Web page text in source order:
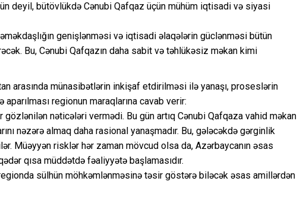
deyil, bütövlükdə Cənubi Qafqaz üçün mühüm iqtisadi və siyasi
genişlənməsi və iqtisadi əlaqələrin güclənməsi bütün
Bu, Cənubi Qafqazın daha sabit və təhlükəsiz məkan kimi
arasında münasibətlərin inkişaf etdirilməsi ilə yanaşı, proseslərin
regionun maraqlarına cavab verir:
nəticələri vermədi. Bu gün artıq Cənubi Qafqaza vahid məkan
nəzərə almaq daha rasional yanaşmadır. Bu, gələcəkdə gərginlik
Müəyyən risklər hər zaman mövcud olsa da, Azərbaycanın əsas
qısa müddətdə fəaliyyətə başlamasıdır.
sülhün möhkəmlənməsinə təsir göstərə biləcək əsas amillərdən